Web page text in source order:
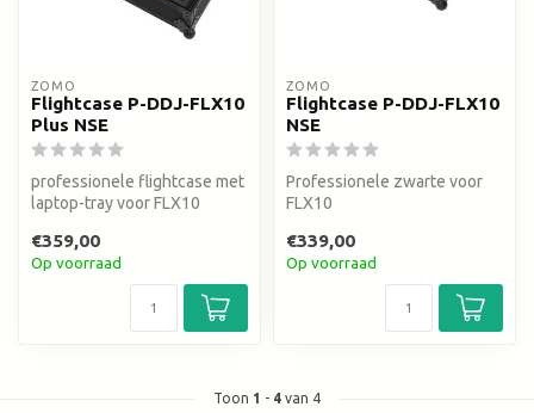
ZOMO
Flightcase P-DDJ-FLX10
Plus NSE
professionele flightcase met
laptop-tray voor FLX10
€359,00
Op voorraad
ZOMO
Flightcase P-DDJ-FLX10
NSE
Professionele zwarte voor
FLX10
€339,00
Op voorraad
Toon 1 - 4 van 4